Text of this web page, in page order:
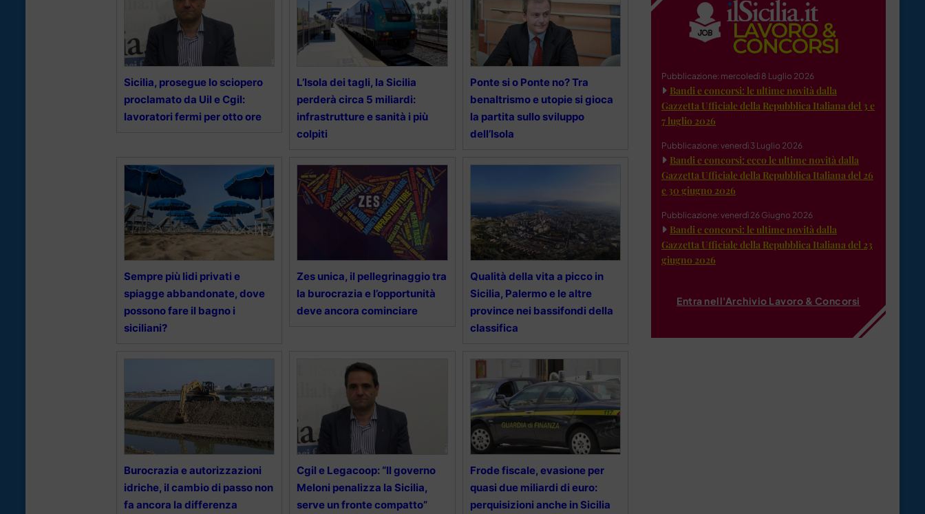
Sicilia, prosegue lo sciopero
proclamato da Uil e Cgil:
lavoratori fermi per otto ore
L’Isola dei tagli, la Sicilia
perderà circa 5 miliardi:
infrastrutture e sanità i più
colpiti
Ponte si o Ponte no? Tra
benaltrismo e utopie si gioca
la partita sullo sviluppo
dell’Isola
Sempre più lidi privati e
spiagge abbandonate, dove
possono fare il bagno i
siciliani?
Zes unica, il pellegrinaggio tra
la burocrazia e l’opportunità
deve ancora cominciare
Qualità della vita a picco in
Sicilia, Palermo e le altre
province nei bassifondi della
classifica
Burocrazia e autorizzazioni
idriche, il cambio di passo non
fa ancora la differenza
Cgil e Legacoop: “Il governo
Meloni penalizza la Sicilia,
serve un fronte compatto”
Frode fiscale, evasione per
quasi due miliardi di euro:
perquisizioni anche in Sicilia
Pubblicazione: mercoledì 8 Luglio 2026
Bandi e concorsi: le ultime novità dalla
Gazzetta Ufficiale della Repubblica Italiana del 3 e
7 luglio 2026
Pubblicazione: venerdì 3 Luglio 2026
Bandi e concorsi: ecco le ultime novità dalla
Gazzetta Ufficiale della Repubblica Italiana del 26
e 30 giugno 2026
Pubblicazione: venerdì 26 Giugno 2026
Bandi e concorsi: le ultime novità dalla
Gazzetta Ufficiale della Repubblica Italiana del 23
giugno 2026
Entra nell'Archivio Lavoro & Concorsi